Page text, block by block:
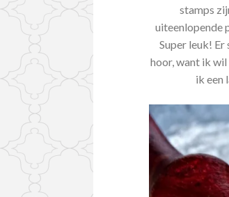
stamps
uiteenlopende
Super leuk!
hoor, want ik
ik een